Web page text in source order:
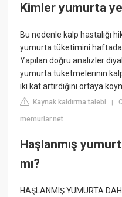
Kimler yumurta
Bu nedenle kalp hastalığı
yumurta tüketimini haftada
Yapılan doğru analizler
yumurta tüketmelerinin
iki kat artırdığını ortaya
Kaynak kaldırma talebi |
memurlar.net
Haşlanmış
mı?
HAŞLANMIŞ YUMURTA